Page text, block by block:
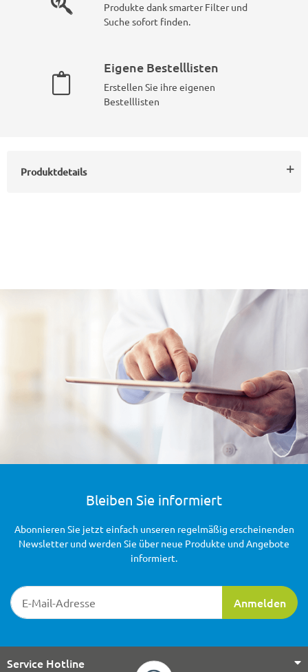
Produkte dank smarter Filter und
Suche sofort finden.
Eigene Bestelllisten
Erstellen Sie ihre eigenen
Bestelllisten
Produktdetails
Bleiben Sie informiert
Newsletter-Registrierung
Anmelden
Abonnieren Sie jetzt einfach unseren regelmäßig erscheinenden
Newsletter und werden Sie über neue Produkte und Angebote
informiert.
Service Hotline